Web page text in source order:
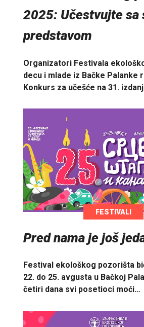
2025: Učestvujte sa
predstavom
Organizatori Festivala
decu i mlade iz Bačke Palanke
Konkurs za učešće na 31.
FESTIVALI
Pred nama je još
Festival ekološkog pozorišta
22. do 25. avgusta u Bačkoj
četiri dana svi posetioci moći…